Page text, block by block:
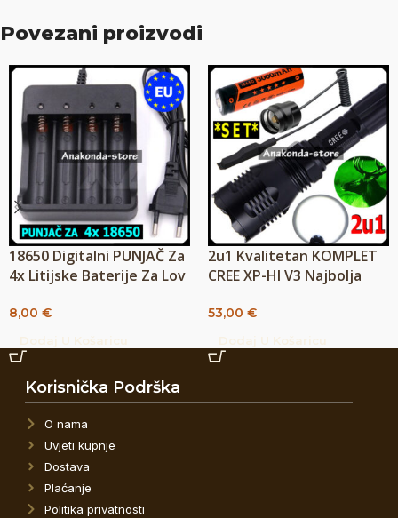
Povezani proizvodi
18650 Digitalni PUNJAČ Za
4x Litijske Baterije Za Lov
8,00 €
2u1 Kvalitetan KOMPLET
CREE XP-HI V3 Najbolja
Noćni Lov
53,00 €
Korisnička Podrška
O nama
Uvjeti kupnje
Dostava
Plaćanje
Politika privatnosti